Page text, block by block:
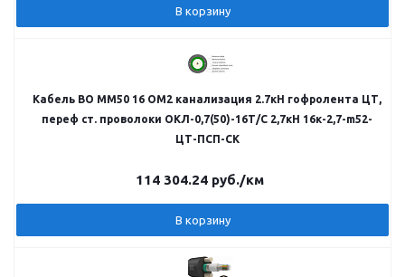
В корзину
Кабель ВО MM50 16 OM2 канализация 2.7кН гофролента ЦТ,
переф ст. проволоки ОКЛ-0,7(50)-16Т/С 2,7кН 16к-2,7-m52-
ЦТ-ПСП-СК
114 304.24руб./км
В корзину